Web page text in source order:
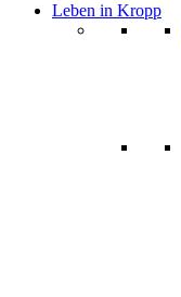
Leben in Kropp